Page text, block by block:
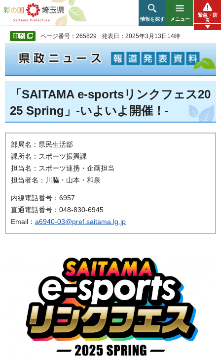
彩の国 埼玉県
情報を探す メニュー
緊急・防
災
ページ番号：265829 発表日：2025年3月13日14時
「SAITAMA e-sportsリンクフェス20
25 Spring」-いよいよ開催！-
部局名：県民生活部
課所名：スポーツ振興課
担当名：スポーツ連携・企画担当
担当者名：川脇・山本・和泉
内線電話番号：6957
直通電話番号：048-830-6945
Email： a6940-03@pref.saitama.lg.jp